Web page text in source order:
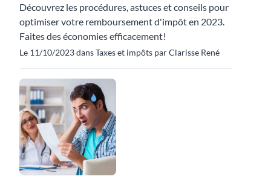
Découvrez les procédures, astuces et conseils pour
optimiser votre remboursement d'impôt en 2023.
Faites des économies efficacement!
Le 11/10/2023 dans Taxes et impôts par Clarisse René